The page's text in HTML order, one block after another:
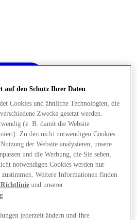
auf den Schutz Ihrer Daten
Cookies und ähnliche Technologien, die
Zwecke gesetzt werden.
(z. B. damit die Website
Zu den nicht notwendigen Cookies
der Website analysieren, unsere
und die Werbung, die Sie sehen,
notwendigen Cookies werden nur
zustimmen. Weitere Informationen finden
und unserer
.
jederzeit ändern und Ihre